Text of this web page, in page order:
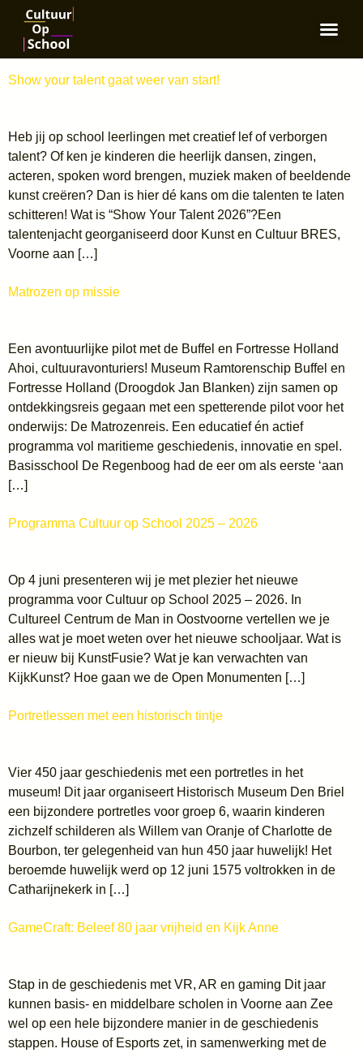
Show your talent gaat weer van start!
Heb jij op school leerlingen met creatief lef of verborgen
talent? Of ken je kinderen die heerlijk dansen, zingen,
acteren, spoken word brengen, muziek maken of beeldende
kunst creëren? Dan is hier dé kans om die talenten te laten
schitteren! Wat is “Show Your Talent 2026”?Een
talentenjacht georganiseerd door Kunst en Cultuur BRES,
Voorne aan […]
Matrozen op missie
Een avontuurlijke pilot met de Buffel en Fortresse Holland
Ahoi, cultuuravonturiers! Museum Ramtorenschip Buffel en
Fortresse Holland (Droogdok Jan Blanken) zijn samen op
ontdekkingsreis gegaan met een spetterende pilot voor het
onderwijs: De Matrozenreis. Een educatief én actief
programma vol maritieme geschiedenis, innovatie en spel.
Basisschool De Regenboog had de eer om als eerste ‘aan
[…]
Programma Cultuur op School 2025 – 2026
Op 4 juni presenteren wij je met plezier het nieuwe
programma voor Cultuur op School 2025 – 2026. In
Cultureel Centrum de Man in Oostvoorne vertellen we je
alles wat je moet weten over het nieuwe schooljaar. Wat is
er nieuw bij KunstFusie? Wat je kan verwachten van
KijkKunst? Hoe gaan we de Open Monumenten […]
Portretlessen met een historisch tintje
Vier 450 jaar geschiedenis met een portretles in het
museum! Dit jaar organiseert Historisch Museum Den Briel
een bijzondere portretles voor groep 6, waarin kinderen
zichzelf schilderen als Willem van Oranje of Charlotte de
Bourbon, ter gelegenheid van hun 450 jaar huwelijk! Het
beroemde huwelijk werd op 12 juni 1575 voltrokken in de
Catharijnekerk in […]
GameCraft: Beleef 80 jaar vrijheid en Kijk Anne
Stap in de geschiedenis met VR, AR en gaming Dit jaar
kunnen basis- en middelbare scholen in Voorne aan Zee
wel op een hele bijzondere manier in de geschiedenis
stappen. House of Esports zet, in samenwerking met de